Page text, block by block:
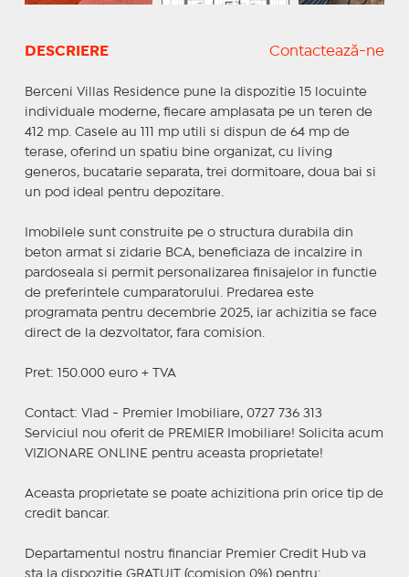
DESCRIERE Contactează-ne
Berceni Villas Residence pune la dispozitie 15 locuinte
individuale moderne, fiecare amplasata pe un teren de
412 mp. Casele au 111 mp utili si dispun de 64 mp de
terase, oferind un spatiu bine organizat, cu living
generos, bucatarie separata, trei dormitoare, doua bai si
un pod ideal pentru depozitare.
Imobilele sunt construite pe o structura durabila din
beton armat si zidarie BCA, beneficiaza de incalzire in
pardoseala si permit personalizarea finisajelor in functie
de preferintele cumparatorului. Predarea este
programata pentru decembrie 2025, iar achizitia se face
direct de la dezvoltator, fara comision.
Pret: 150.000 euro + TVA
Contact: Vlad - Premier Imobiliare, 0727 736 313
Serviciul nou oferit de PREMIER Imobiliare! Solicita acum
VIZIONARE ONLINE pentru aceasta proprietate!
Aceasta proprietate se poate achizitiona prin orice tip de
credit bancar.
Departamentul nostru financiar Premier Credit Hub va
sta la dispozitie GRATUIT (comision 0%) pentru: